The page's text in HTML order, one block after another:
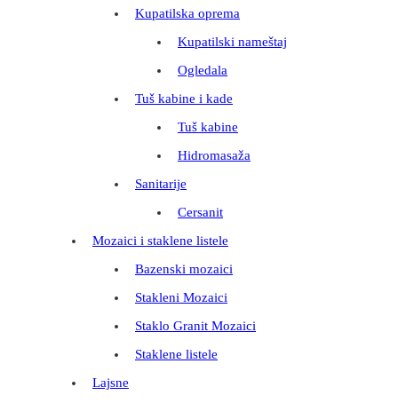
Kupatilska oprema
Kupatilski nameštaj
Ogledala
Tuš kabine i kade
Tuš kabine
Hidromasaža
Sanitarije
Cersanit
Mozaici i staklene listele
Bazenski mozaici
Stakleni Mozaici
Staklo Granit Mozaici
Staklene listele
Lajsne